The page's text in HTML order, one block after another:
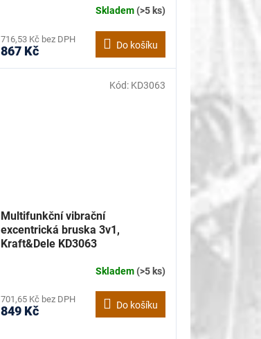
Skladem(>5 ks)
716,53 Kč bez DPH
867 Kč Do košíku
Multifunkční vibrační
excentrická bruska 3v1,
Kraft&Dele KD3063
Skladem(>5 ks)
701,65 Kč bez DPH
849 Kč Do košíku
Kód: KD3063